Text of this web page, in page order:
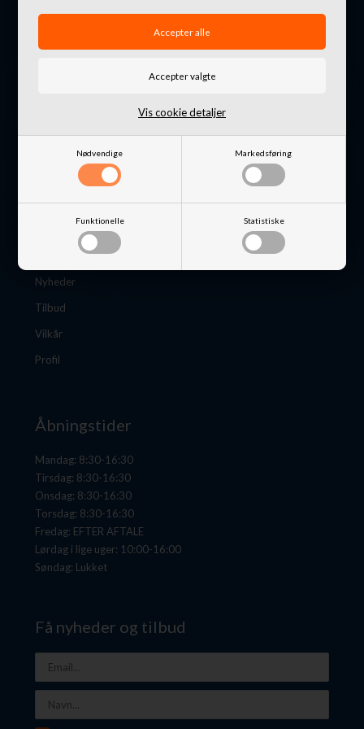
Nødvendige Markedsføring
Funktionelle Statistiske
Vis cookie detaljer
Information
B2B ansøgning
Nyheder
Tilbud
Vilkår
Profil
Åbningstider
Mandag: 8:30-16:30
Tirsdag: 8:30-16:30
Onsdag: 8:30-16:30
Torsdag: 8:30-16:30
Fredag: EFTER AFTALE
Lørdag i lige uger: 10:00-16:00
Søndag: Lukket
Få nyheder og tilbud